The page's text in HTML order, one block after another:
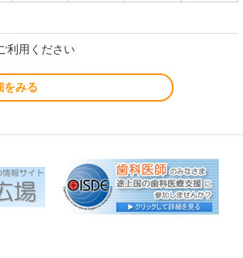
利用ください
をみる